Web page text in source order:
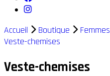
Accueil Boutique Femmes
Veste-chemises
Veste-chemises